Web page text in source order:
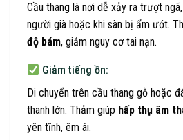
Cầu thang là nơi dễ xảy ra trượt
người già hoặc khi sàn bị ẩm ướt.
độ bám, giảm nguy cơ tai nạn.
Giảm tiếng ồn:
Di chuyển trên cầu thang gỗ hoặc
thanh lớn. Thảm giúp hấp thụ âm
yên tĩnh, êm ái.